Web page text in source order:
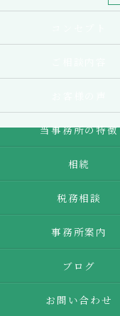
当事務所の特徴
相続
税務相談
事務所案内
ブログ
お問い合わせ